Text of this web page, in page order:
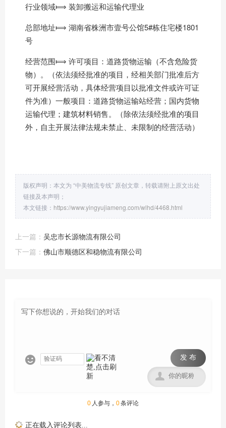
行业领域⟾ 装卸搬运和运输代理业
总部地址⟾ 湖南省株洲市壹号公馆5#栋住宅楼1801
号
经营范围⟾ 许可项目：道路货物运输（不含危险货
物）。（依法须经批准的项目，经相关部门批准后方
可开展经营活动，具体经营项目以批准文件或许可证
件为准）一般项目：道路货物运输站经营；国内货物
运输代理；建筑材料销售。（除依法须经批准的项目
外，自主开展法律法规未禁止、未限制的经营活动）
版权声明：本文为 “中美物流专线” 原创文章，转载请附上原文出处
链接及本声明；
本文链接： https://www.yingyujiameng.com/wlhd/4468.html
上一篇： 吴忠市长源物流有限公司
下一篇： 佛山市顺德区和稳物流有限公司
 发 布

0 人参与， 0条评论
正在载入评论列表...